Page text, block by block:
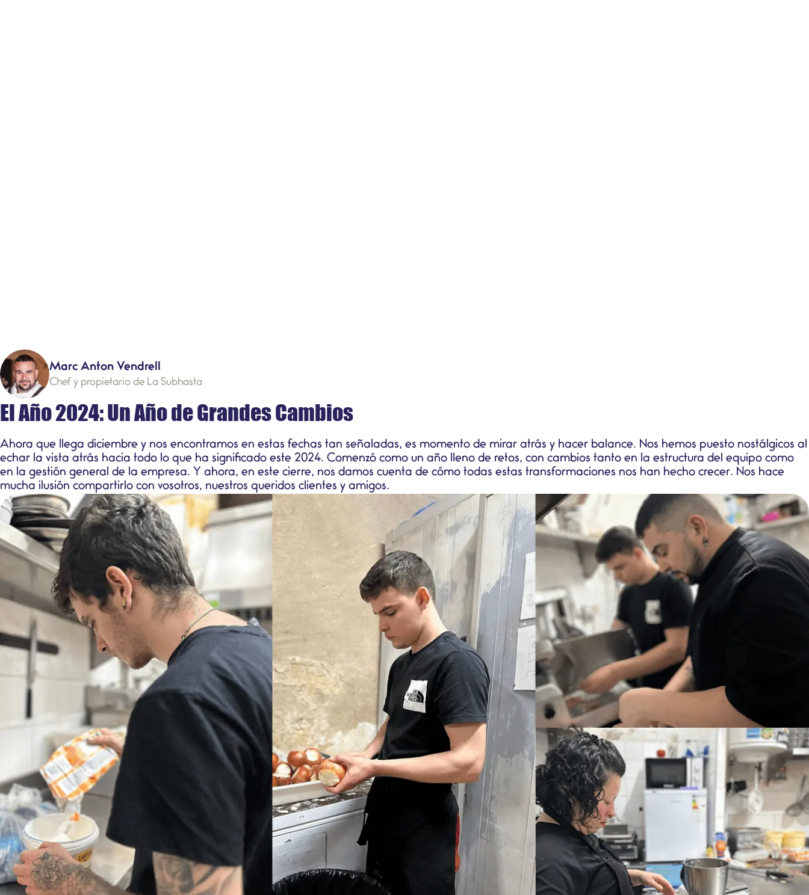
Marc Anton Vendrell
Chef y propietario de La Subhasta
El Año 2024: Un Año de Grandes Cambios
Ahora que llega diciembre y nos encontramos en estas fechas tan señaladas, es momento de mirar atrás y hacer balance. Nos hemos puesto nostálgicos al
echar la vista atrás hacia todo lo que ha significado este 2024. Comenzó como un año lleno de retos, con cambios tanto en la estructura del equipo como
en la gestión general de la empresa. Y ahora, en este cierre, nos damos cuenta de cómo todas estas transformaciones nos han hecho crecer. Nos hace
mucha ilusión compartirlo con vosotros, nuestros queridos clientes y amigos.